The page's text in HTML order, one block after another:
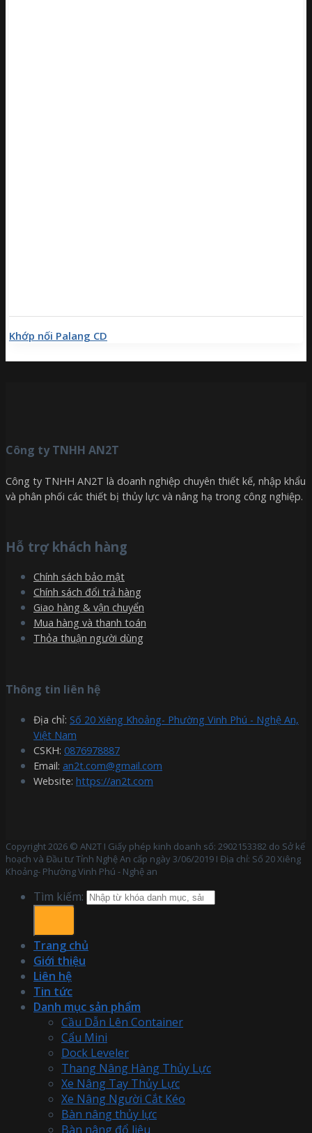
Khớp nối Palang CD
Công ty TNHH AN2T
Công ty TNHH AN2T là doanh nghiệp chuyên thiết kế, nhập khẩu
và phân phối các thiết bị thủy lực và nâng hạ trong công nghiệp.
Hỗ trợ khách hàng
Chính sách bảo mật
Chính sách đổi trả hàng
Giao hàng & vận chuyển
Mua hàng và thanh toán
Thỏa thuận người dùng
Thông tin liên hệ
Địa chỉ: Số 20 Xiêng Khoảng- Phường Vinh Phú - Nghệ An,
Việt Nam
CSKH: 0876978887
Email: an2t.com@gmail.com
Website: https://an2t.com
Copyright 2026 © AN2T I Giấy phép kinh doanh số: 2902153382 do Sở kế
hoạch và Đầu tư Tỉnh Nghệ An cấp ngày 3/06/2019 I Địa chỉ: Số 20 Xiêng
Khoảng- Phường Vinh Phú - Nghệ an
Tìm kiếm:
Trang chủ
Giới thiệu
Liên hệ
Tin tức
Danh mục sản phẩm
Cầu Dẫn Lên Container
Cẩu Mini
Dock Leveler
Thang Nâng Hàng Thủy Lực
Xe Nâng Tay Thủy Lực
Xe Nâng Người Cắt Kéo
Bàn nâng thủy lực
Bàn nâng đổ liệu